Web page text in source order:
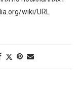
wiki/URL